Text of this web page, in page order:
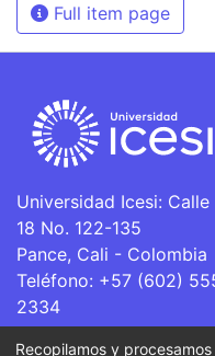
Full item page
Universidad Icesi: Calle
18 No. 122-135
Pance, Cali - Colombia
Teléfono: +57 (602)
2334
Recopilamos y